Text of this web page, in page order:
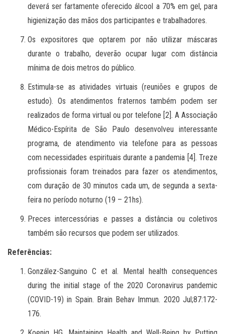
deverá ser fartamente oferecido álcool a 70% em gel, para
higienização das mãos dos participantes e trabalhadores.
Os expositores que optarem por não utilizar máscaras
durante o trabalho, deverão ocupar lugar com distância
mínima de dois metros do público.
Estimula-se as atividades virtuais (reuniões e grupos de
estudo). Os atendimentos fraternos também podem ser
realizados de forma virtual ou por telefone [2]. A Associação
Médico-Espírita de São Paulo desenvolveu interessante
programa, de atendimento via telefone para as pessoas
com necessidades espirituais durante a pandemia [4]. Treze
profissionais foram treinados para fazer os atendimentos,
com duração de 30 minutos cada um, de segunda a sexta-
feira no período noturno (19 – 21hs).
Preces intercessórias e passes a distância ou coletivos
também são recursos que podem ser utilizados.
Referências:
González-Sanguino C et al.
Mental health consequences
during the initial stage of the 2020 Coronavirus pandemic
(COVID-19) in Spain. Brain Behav Immun. 2020 Jul;87:172-
176.